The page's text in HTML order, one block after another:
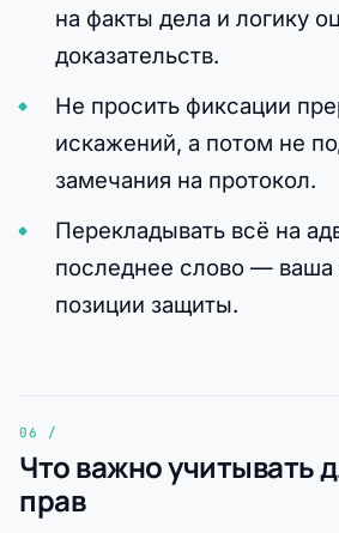
на факты дела и логику
доказательств.
Не просить фиксации
искажений, а потом не
замечания на протокол.
Перекладывать всё на
последнее слово — ваша
позиции защиты.
Что важно учитывать
прав